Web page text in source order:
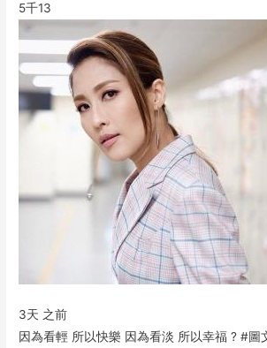
5千13
3天 之前
因為看輕 所以快樂 因為看淡 所以幸福 ? #圖